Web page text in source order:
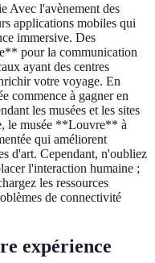
Avec l'avènement des
applications mobiles qui
immersive. Des
pour la communication
ayant des centres
votre voyage. En
commence à gagner en
les musées et les sites
le musée **Louvre** à
qui améliorent
d'art. Cependant, n'oubliez
l'interaction humaine ;
les ressources
de connectivité
expérience